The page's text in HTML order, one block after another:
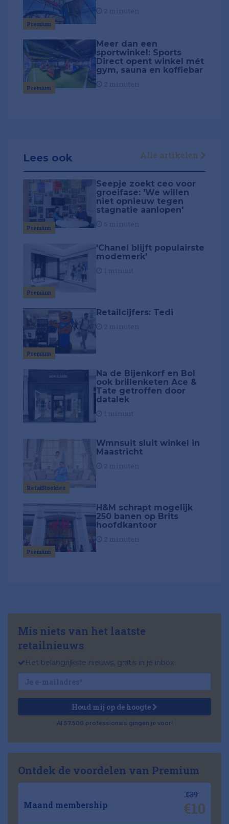
Premium
Premium
Meer dan een
sportwinkel: Sports
Direct opent winkel mét
gym, sauna en koffiebar
Lees ook Alle artikelen
Premium
Seepje zoekt ceo voor
groeifase: 'We willen
niet opnieuw tegen
stagnatie aanlopen'
Premium
'Chanel blijft populairste
modemerk'
Premium
Retailcijfers: Tedi
Na de Bijenkorf en Bol
ook brillenketen Ace &
Tate getroffen door
datalek
RetailRookies
Wmnsuit sluit winkel in
Maastricht
Premium
H&M schrapt mogelijk
250 banen op Brits
hoofdkantoor
Mis niets van het laatste
retailnieuws
Het belangrijkste nieuws, gratis in je inbox
Houd mij op de hoogte
Al 57.500 professionals gingen je voor!
Ontdek de voordelen van Premium
Maand membership
€39
€10